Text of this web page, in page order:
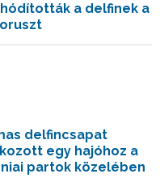
a delfinek a
delfincsapat
egy hajóhoz a
partok közelében